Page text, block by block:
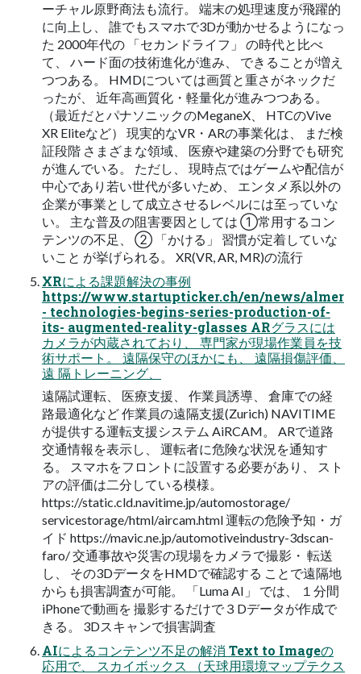
ーチャル原野商法も流行。 端末の処理速度が飛躍的
に向上し、 誰でもスマホで3Dが動かせるようになっ
た 2000年代の 「セカンドライフ」 の時代と比べ
て、 ハード面の技術進化が進み、 できることが増え
つつある。 HMDについては画質と重さがネックだ
ったが、 近年高画質化・軽量化が進みつつある。
（最近だとパナソニックのMeganeX、 HTCのVive
XR Eliteなど） 現実的なVR・ARの事業化は、 まだ検
証段階 さまざまな領域、 医療や建築の分野でも研究
が進んでいる。 ただし、 現時点ではゲームや配信が
中心であり若い世代が多いため、 エンタメ系以外の
企業が事業として成立させるレベルには至っていな
い。 主な普及の阻害要因としては ①常用するコン
テンツの不足、 ② 「かける」 習慣が定着していな
いこと が挙げられる。 XR(VR, AR, MR)の流行
XRによる課題解決の事例
https://www.startupticker.ch/en/news/almer
- technologies-begins-series-production-of-
its- augmented-reality-glasses ARグラスには
カメラが内蔵されており、 専門家が現場作業員を技
術サポート。 遠隔保守のほかにも、 遠隔損傷評価、
遠 隔トレーニング、
遠隔試運転、 医療支援、 作業員誘導、 倉庫での経
路最適化など 作業員の遠隔支援(Zurich) NAVITIME
が提供する運転支援システム AiRCAM。 ARで道路
交通情報を表示し、 運転者に危険な状況を通知す
る。 スマホをフロントに設置する必要があり、 スト
アの評価は二分している模様。
https://static.cld.navitime.jp/automostorage/
servicestorage/html/aircam.html 運転の危険予知・ガ
イド https://mavic.ne.jp/automotiveindustry-3dscan-
faro/ 交通事故や災害の現場をカメラで撮影・ 転送
し、 その3DデータをHMDで確認する ことで遠隔地
からも損害調査が可能。 「Luma AI」 では、 １分間
iPhoneで動画を 撮影するだけで３Dデータが作成で
きる。 3Dスキャンで損害調査
AIによるコンテンツ不足の解消 Text to Imageの
応用で、 スカイボックス （天球用環境マップテクス